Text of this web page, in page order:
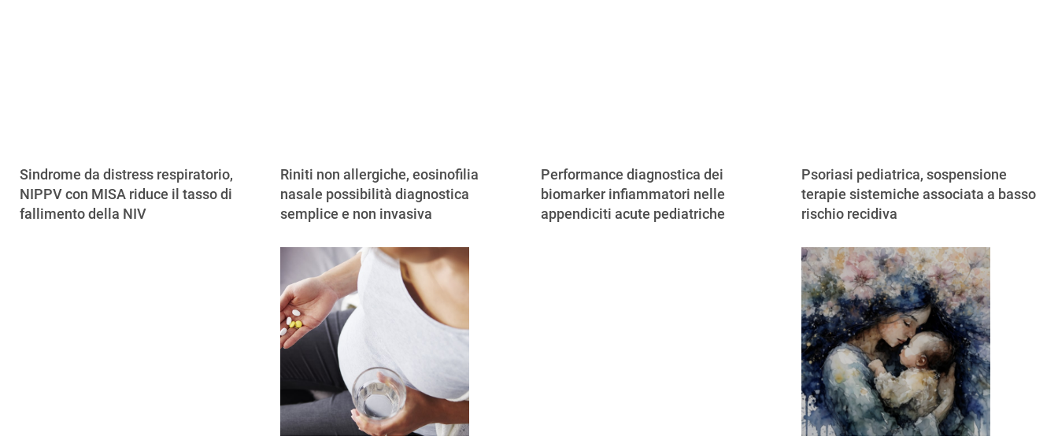
Sindrome da distress respiratorio,
NIPPV con MISA riduce il tasso di
fallimento della NIV
Riniti non allergiche, eosinofilia
nasale possibilità diagnostica
semplice e non invasiva
Performance diagnostica dei
biomarker infiammatori nelle
appendiciti acute pediatriche
Psoriasi pediatrica, sospensione
terapie sistemiche associata a basso
rischio recidiva